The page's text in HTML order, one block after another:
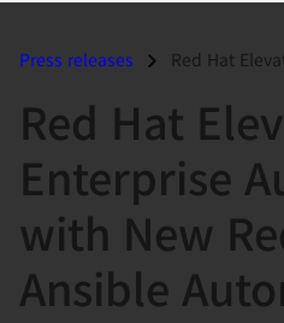
Press releases Red Hat Elevates
Red Hat
Enterprise
with New
Ansible